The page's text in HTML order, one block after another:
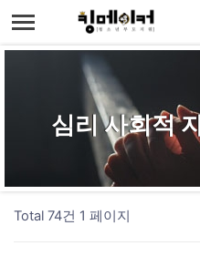
심리 사회적
Total 74건 1 페이지